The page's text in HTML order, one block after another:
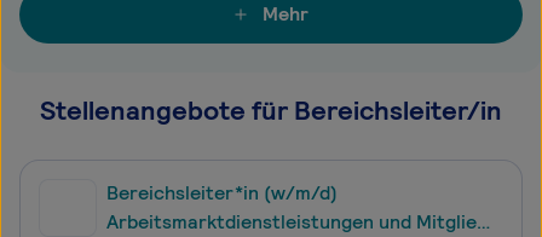
Mehr
Stellenangebote für Bereichsleiter/in
Bereichsleiter*in (w/m/d)
Arbeitsmarktdienstleistungen und Mitglied